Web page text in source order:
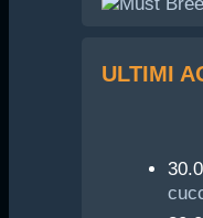
ULTIMI